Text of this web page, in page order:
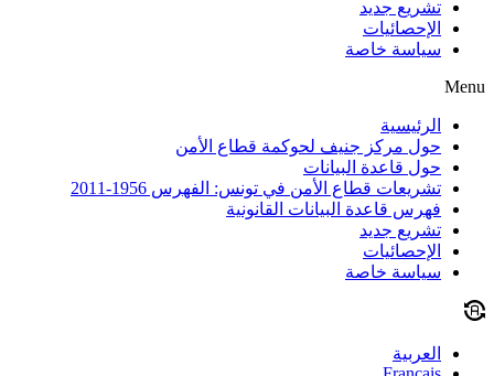
تشريع جديد
الإحصائيات
سياسة خاصة
Menu
الرئيسية
حول مركز جنيف لحوكمة قطاع الأمن
حول قاعدة البيانات
تشريعات قطاع الأمن في تونس: الفهرس 1956-2011
فهرس قاعدة البيانات القانونية
تشريع جديد
الإحصائيات
سياسة خاصة
العربية